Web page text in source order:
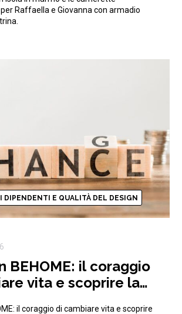
Raffaella e Giovanna con armadio
DIPENDENTI E QUALITÀ DEL DESIGN
BEHOME: il coraggio
vita e scoprire la
il coraggio di cambiare vita e scoprire